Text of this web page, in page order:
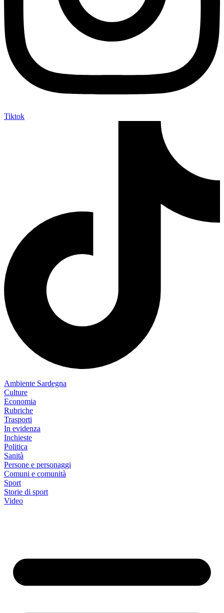
Tiktok
Ambiente Sardegna
Culture
Economia
Rubriche
Trasporti
In evidenza
Inchieste
Politica
Sanità
Persone e personaggi
Comuni e comunità
Sport
Storie di sport
Video